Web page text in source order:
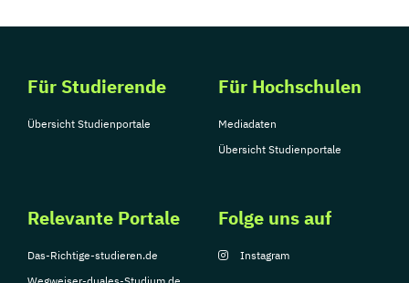
Für Studierende
Übersicht Studienportale
Für Hochschulen
Mediadaten
Übersicht Studienportale
Relevante Portale
Das-Richtige-studieren.de
Folge uns auf
Instagram